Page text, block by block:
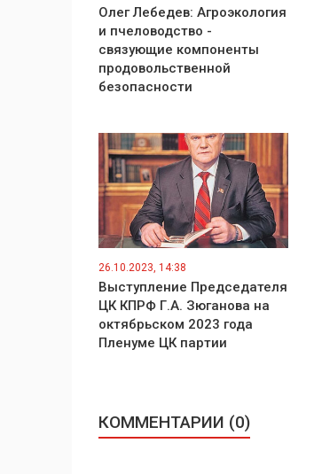
Олег Лебедев: Агроэкология
и пчеловодство -
связующие компоненты
продовольственной
безопасности
26.10.2023, 14:38
Выступление Председателя
ЦК КПРФ Г.А. Зюганова на
октябрьском 2023 года
Пленуме ЦК партии
КОММЕНТАРИИ (0)